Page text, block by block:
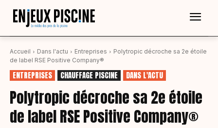
Accueil Dans l'actu Entreprises
Polytropic décroche sa 2e étoile
de label RSE Positive Company®
ENTREPRISES CHAUFFAGE PISCINE DANS L'ACTU
Polytropic décroche sa 2e étoile
de label RSE Positive Company®